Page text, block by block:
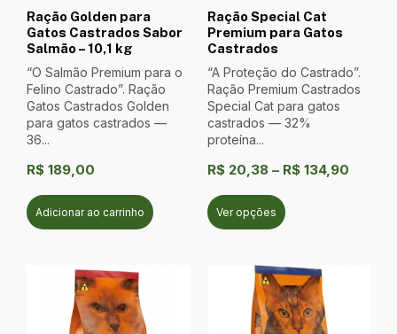
Ração Golden para
Gatos Castrados Sabor
Salmão – 10,1 kg
“O Salmão Premium para o
Felino Castrado”. Ração
Gatos Castrados Golden
para gatos castrados —
36...
R$ 189,00
Adicionar ao carrinho
Ração Special Cat
Premium para Gatos
Castrados
“A Proteção do Castrado”.
Ração Premium Castrados
Special Cat para gatos
castrados — 32%
proteína...
R$ 20,38 – R$ 134,90
Ver opções